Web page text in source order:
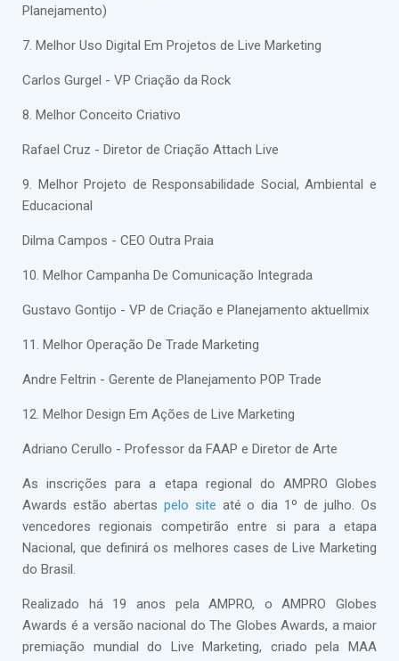
Planejamento)
7. Melhor Uso Digital Em Projetos de Live Marketing
Carlos Gurgel - VP Criação da Rock
8. Melhor Conceito Criativo
Rafael Cruz - Diretor de Criação Attach Live
9. Melhor Projeto de Responsabilidade Social, Ambiental e
Educacional
Dilma Campos - CEO Outra Praia
10. Melhor Campanha De Comunicação Integrada
Gustavo Gontijo - VP de Criação e Planejamento aktuellmix
11. Melhor Operação De Trade Marketing
Andre Feltrin - Gerente de Planejamento POP Trade
12. Melhor Design Em Ações de Live Marketing
Adriano Cerullo - Professor da FAAP e Diretor de Arte
As inscrições para a etapa regional do AMPRO Globes
Awards estão abertas pelo site até o dia 1º de julho. Os
vencedores regionais competirão entre si para a etapa
Nacional, que definirá os melhores cases de Live Marketing
do Brasil.
Realizado há 19 anos pela AMPRO, o AMPRO Globes
Awards é a versão nacional do The Globes Awards, a maior
premiação mundial do Live Marketing, criado pela MAA